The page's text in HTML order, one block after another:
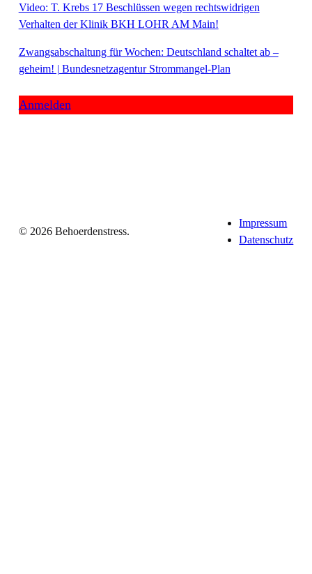
Video: T. Krebs 17 Beschlüssen wegen rechtswidrigen
Verhalten der Klinik BKH LOHR AM Main!
Zwangsabschaltung für Wochen: Deutschland schaltet ab –
geheim! | Bundesnetzagentur Strommangel-Plan
Anmelden
© 2026 Behoerdenstress.
Impressum
Datenschutz